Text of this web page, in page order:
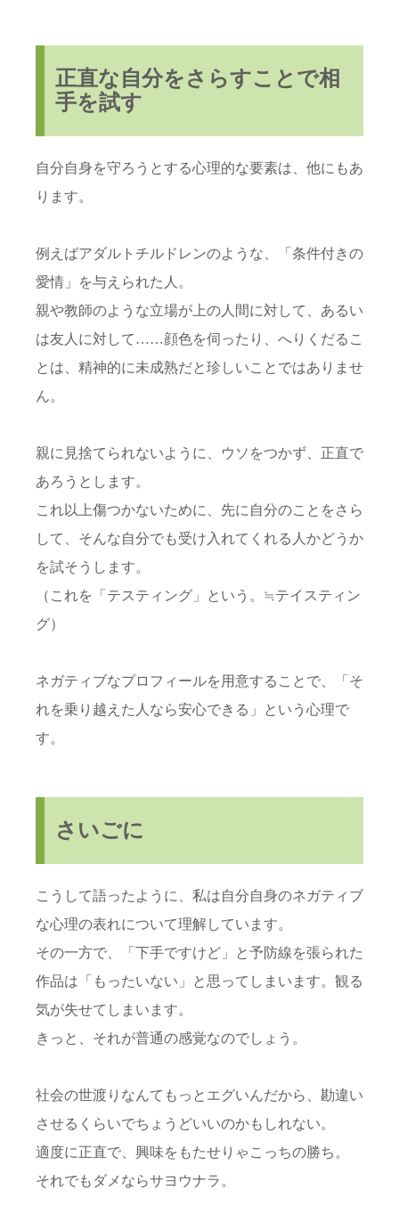
正直な自分をさらすことで相
手を試す
自分自身を守ろうとする心理的な要素は、他にもあ
ります。
例えばアダルトチルドレンのような、「条件付きの
愛情」を与えられた人。
親や教師のような立場が上の人間に対して、あるい
は友人に対して……顔色を伺ったり、へりくだるこ
とは、精神的に未成熟だと珍しいことではありませ
ん。
親に見捨てられないように、ウソをつかず、正直で
あろうとします。
これ以上傷つかないために、先に自分のことをさら
して、そんな自分でも受け入れてくれる人かどうか
を試そうします。
（これを「テスティング」という。≒テイスティン
グ）
ネガティブなプロフィールを用意することで、「そ
れを乗り越えた人なら安心できる」という心理で
す。
さいごに
こうして語ったように、私は自分自身のネガティブ
な心理の表れについて理解しています。
その一方で、「下手ですけど」と予防線を張られた
作品は「もったいない」と思ってしまいます。観る
気が失せてしまいます。
きっと、それが普通の感覚なのでしょう。
社会の世渡りなんてもっとエグいんだから、勘違い
させるくらいでちょうどいいのかもしれない。
適度に正直で、興味をもたせりゃこっちの勝ち。
それでもダメならサヨウナラ。